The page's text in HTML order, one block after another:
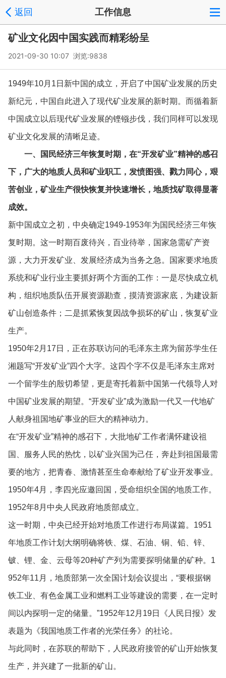
返回 工作信息
矿业文化因中国实践而精彩纷呈
2021-09-30 10:07 浏览:9838
1949年10月1日新中国的成立，开启了中国矿业发展的历史
新纪元，中国自此进入了现代矿业发展的新时期。而循着新
中国成立以后现代矿业发展的铿镪步伐，我们同样可以发现
矿业文化发展的清晰足迹。
一、国民经济三年恢复时期，在“开发矿业”精神的感召
下，广大的地质人员和矿业职工，发愤图强、戮力同心，艰
苦创业，矿业生产很快恢复并快速增长，地质找矿取得显著
成效。
新中国成立之初，中央确定1949-1953年为国民经济三年恢
复时期。这一时期百废待兴，百业待举，国家急需矿产资
源，大力开发矿业、发展经济成为当务之急。国家要求地质
系统和矿业行业主要抓好两个方面的工作：一是尽快成立机
构，组织地质队伍开展资源勘查，摸清资源家底，为建设新
矿山创造条件；二是抓紧恢复因战争损坏的矿山，恢复矿业
生产。
1950年2月17日，正在苏联访问的毛泽东主席为留苏学生任
湘题写“开发矿业”四个大字。这四个字不仅是毛泽东主席对
一个留学生的殷切希望，更是寄托着新中国第一代领导人对
中国矿业发展的期望。“开发矿业”成为激励一代又一代地矿
人献身祖国地矿事业的巨大的精神动力。
在“开发矿业”精神的感召下，大批地矿工作者满怀建设祖
国、服务人民的热忱，以矿业兴国为己任，奔赴到祖国最需
要的地方，把青春、激情甚至生命奉献给了矿业开发事业。
1950年4月，李四光应邀回国，受命组织全国的地质工作。
1952年8月中央人民政府地质部成立。
这一时期，中央已经开始对地质工作进行布局谋篇。1951
年地质工作计划大纲明确将铁、煤、石油、铜、铅、锌、
铍、锂、金、云母等20种矿产列为需要探明储量的矿种。1
952年11月，地质部第一次全国计划会议提出，“要根据钢
铁工业、有色金属工业和燃料工业等建设的需要，在一定时
间以内探明一定的储量。”1952年12月19日《人民日报》发
表题为《我国地质工作者的光荣任务》的社论。
与此同时，在苏联的帮助下，人民政府接管的矿山开始恢复
生产，并兴建了一批新的矿山。